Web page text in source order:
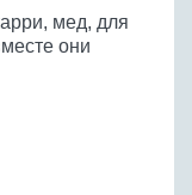
мед, для
они